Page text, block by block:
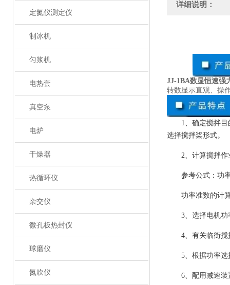
定氮仪测定仪
制冰机
匀浆机
电热套
真空泵
电炉
干燥器
热循环仪
杂交仪
微孔板热封仪
球磨仪
氮吹仪
详细说明：
JJ-1BA数显恒速强
转数显示直观、操
1、确定搅拌
选择搅拌桨形式。
2、计算搅拌
参考公式：功
功率准数的计
3、选择电机
4、有关临街
5、根据功率
6、配用减速